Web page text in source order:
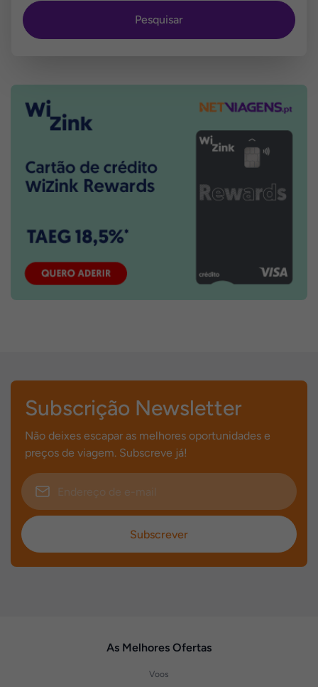
Pesquisar
Subscrição Newsletter
Não deixes escapar as melhores oportunidades e
preços de viagem. Subscreve já!
Subscrever
As Melhores Ofertas
Voos